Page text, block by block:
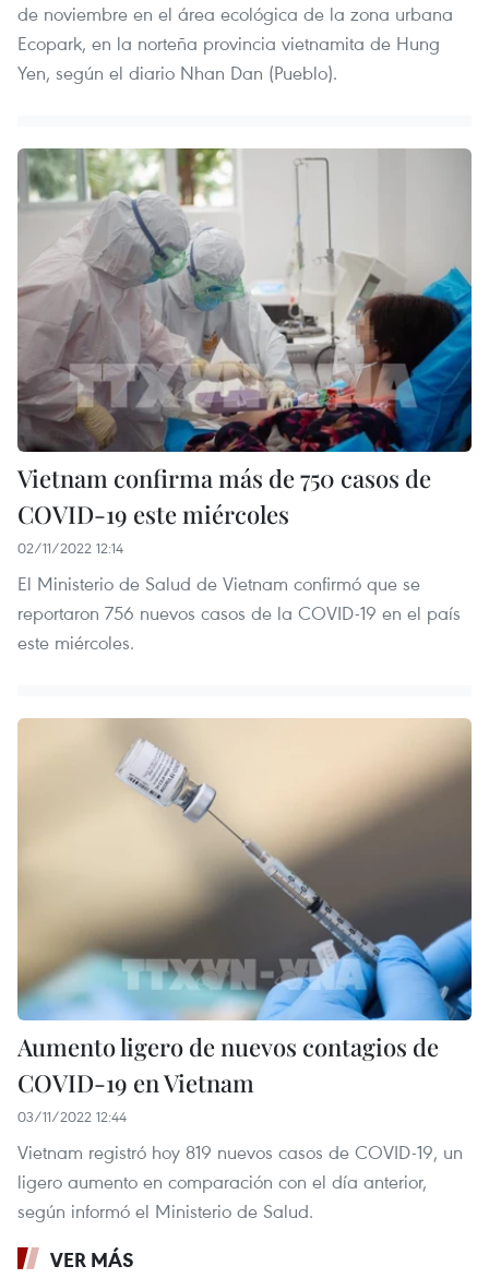
de noviembre en el área ecológica de la zona urbana
Ecopark, en la norteña provincia vietnamita de Hung
Yen, según el diario Nhan Dan (Pueblo).
Vietnam confirma más de 750 casos de
COVID-19 este miércoles
02/11/2022 12:14
El Ministerio de Salud de Vietnam confirmó que se
reportaron 756 nuevos casos de la COVID-19 en el país
este miércoles.
Aumento ligero de nuevos contagios de
COVID-19 en Vietnam
03/11/2022 12:44
Vietnam registró hoy 819 nuevos casos de COVID-19, un
ligero aumento en comparación con el día anterior,
según informó el Ministerio de Salud.
VER MÁS